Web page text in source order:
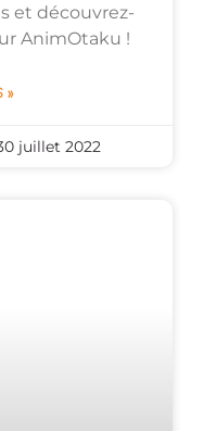
et découvrez-
AnimOtaku !
»
juillet 2022